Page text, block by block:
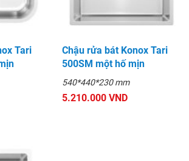
Tari
Chậu rửa bát Konox Tari
500SM một hố mịn
540*440*230 mm
5.210.000 VND